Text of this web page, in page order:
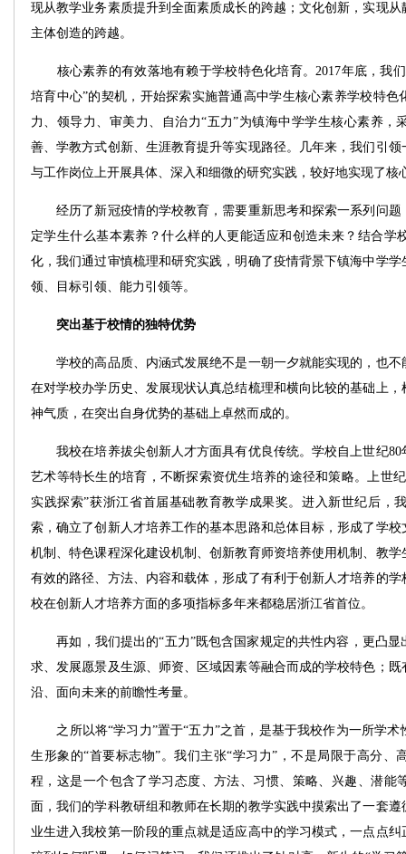
现从教学业务素质提升到全面素质成长的跨越；文化创新，实现
主体创造的跨越。
核心素养的有效落地有赖于学校特色化培育。2017年底，我们
培育中心”的契机，开始探索实施普通高中学生核心素养学校特色
力、领导力、审美力、自治力“五力”为镇海中学学生核心素养，
善、学教方式创新、生涯教育提升等实现路径。几年来，我们引
与工作岗位上开展具体、深入和细微的研究实践，较好地实现了核
经历了新冠疫情的学校教育，需要重新思考和探索一系列问题
定学生什么基本素养？什么样的人更能适应和创造未来？结合学
化，我们通过审慎梳理和研究实践，明确了疫情背景下镇海中学
领、目标引领、能力引领等。
突出基于校情的独特优势
学校的高品质、内涵式发展绝不是一朝一夕就能实现的，也不
在对学校办学历史、发展现状认真总结梳理和横向比较的基础上
神气质，在突出自身优势的基础上卓然而成的。
我校在培养拔尖创新人才方面具有优良传统。学校自上世纪80
艺术等特长生的培育，不断探索资优生培养的途径和策略。上世
实践探索”获浙江省首届基础教育教学成果奖。进入新世纪后，
索，确立了创新人才培养工作的基本思路和总体目标，形成了学
机制、特色课程深化建设机制、创新教育师资培养使用机制、教
有效的路径、方法、内容和载体，形成了有利于创新人才培养的
校在创新人才培养方面的多项指标多年来都稳居浙江省首位。
再如，我们提出的“五力”既包含国家规定的共性内容，更凸显
求、发展愿景及生源、师资、区域因素等融合而成的学校特色；
沿、面向未来的前瞻性考量。
之所以将“学习力”置于“五力”之首，是基于我校作为一所学术
生形象的“首要标志物”。我们主张“学习力”，不是局限于高分、
程，这是一个包含了学习态度、方法、习惯、策略、兴趣、潜能
面，我们的学科教研组和教师在长期的教学实践中摸索出了一套
业生进入我校第一阶段的重点就是适应高中的学习模式，一点点